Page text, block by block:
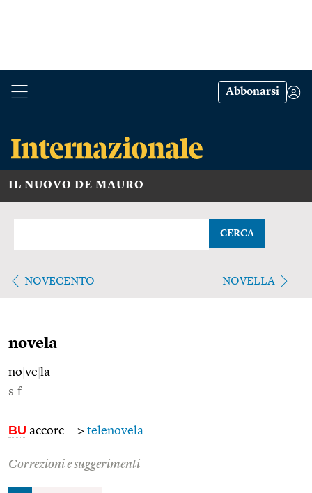
Abbonarsi
IL NUOVO DE MAURO
CERCA
NOVECENTO NOVELLA
novela
no ve la
s.f.
BU accorc. => telenovela
Correzioni e suggerimenti